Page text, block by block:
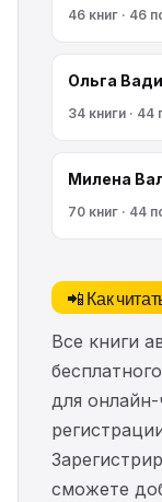
46 книг · 46
Ольга
34 книги · 44
Милена
70 книг · 44
📲 Как
Все книги
для
сможете